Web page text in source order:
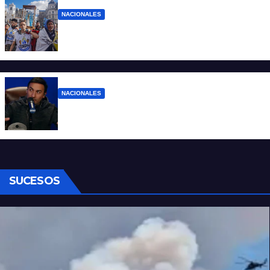
NACIONALES
NACIONALES
SUCESOS